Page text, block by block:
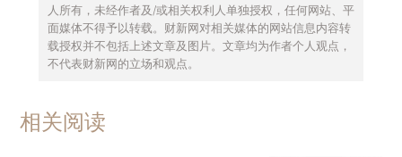
人所有，未经作者及/或相关权利人单独授权，任何网站、平
面媒体不得予以转载。财新网对相关媒体的网站信息内容转
载授权并不包括上述文章及图片。文章均为作者个人观点，
不代表财新网的立场和观点。
相关阅读